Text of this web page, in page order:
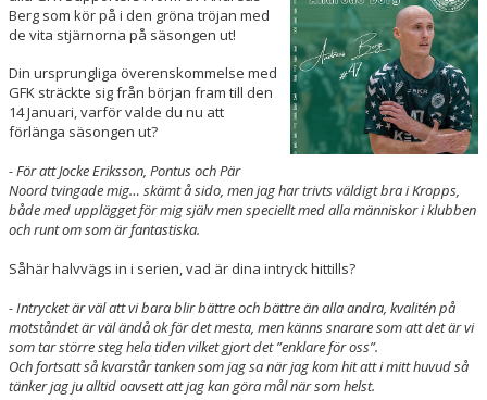
KONTAKT
Berg som kör på i den gröna tröjan med
de vita stjärnorna på säsongen ut!
Din ursprungliga överenskommelse med
GFK sträckte sig från början fram till den
14 Januari, varför valde du nu att
förlänga säsongen ut?
- För att Jocke Eriksson, Pontus och Pär
Noord tvingade mig… skämt å sido, men jag har trivts väldigt bra i Kropps,
både med upplägget för mig själv men speciellt med alla människor i klubben
och runt om som är fantastiska.
Såhär halvvägs in i serien, vad är dina intryck hittills?
- Intrycket är väl att vi bara blir bättre och bättre än alla andra, kvalitén på
motståndet är väl ändå ok för det mesta, men känns snarare som att det är vi
som tar större steg hela tiden vilket gjort det ”enklare för oss”.
Och fortsatt så kvarstår tanken som jag sa när jag kom hit att i mitt huvud så
tänker jag ju alltid oavsett att jag kan göra mål när som helst.